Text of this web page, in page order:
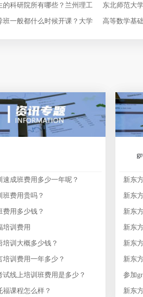
的科研院所有哪些？兰州理工
么样？
东北师范大
学有内部考
班一般都什么时候开课？大学 高等数学基
速成班费用多少一年呢？
班费用贵吗？
费用多少钱？
培训费用
培训大概多少钱？
培训费用一年多少？
试线上培训班费用是多少？
福课程怎么样？
新东
新东
新东
新东
参加